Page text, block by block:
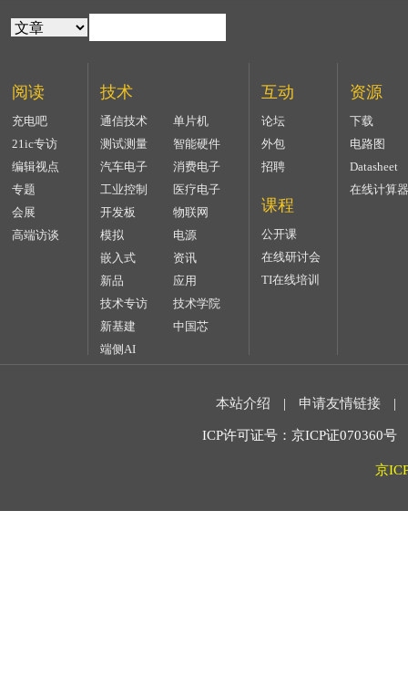
阅读
充电吧
21ic专访
编辑视点
专题
会展
高端访谈
技术
通信技术
单片机
测试测量
智能硬件
汽车电子
消费电子
工业控制
医疗电子
开发板
物联网
模拟
电源
嵌入式
资讯
新品
应用
技术专访
技术学院
新基建
中国芯
端侧AI
互动
论坛
外包
招聘
课程
公开课
在线研讨会
TI在线培训
资源
下载
电路图
Datasheet
在线计算器
本站介绍 | 申请友情链接 |
ICP许可证号：京ICP证070360
京